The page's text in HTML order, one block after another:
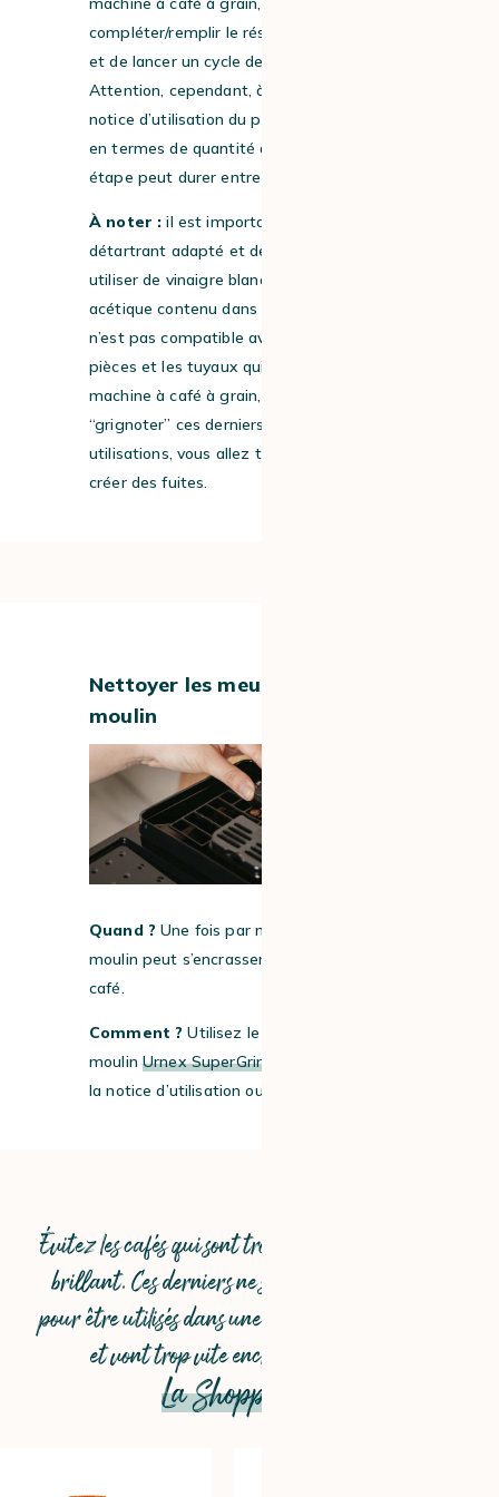
compléter/remplir le réservoir avec de l’eau,
et de lancer un cycle de détartrage.
Attention, cependant, à bien suivre la
notice d’utilisation du produit, notamment
en termes de quantité de détartrant. Cette
étape peut durer entre 30 min et 1 h.
À noter : il est important d’utiliser un
détartrant adapté et de ne surtout pas
utiliser de vinaigre blanc. En effet, l’acide
acétique contenu dans le vinaigre blanc
n’est pas compatible avec les joints, les
pièces et les tuyaux qui composent votre
machine à café à grain, car il va venir
“grignoter” ces derniers. Ainsi, au fil des
utilisations, vous allez tout simplement
créer des fuites.
Nettoyer les meules et le
moulin
Quand ? Une fois par mois. En effet, le
moulin peut s’encrasser avec les résidus de
café.
Comment ? Utilisez le nettoyant pour
moulin Urnex SuperGrindz
la notice d’utilisation ou
Évitez les cafés qui sont trop huileux ou à l’aspect
brillant. Ces derniers ne sont pas recommandés
pour être utilisés dans une machine automatique
et vont trop vite encrasser le broyeur.
La Shopping list